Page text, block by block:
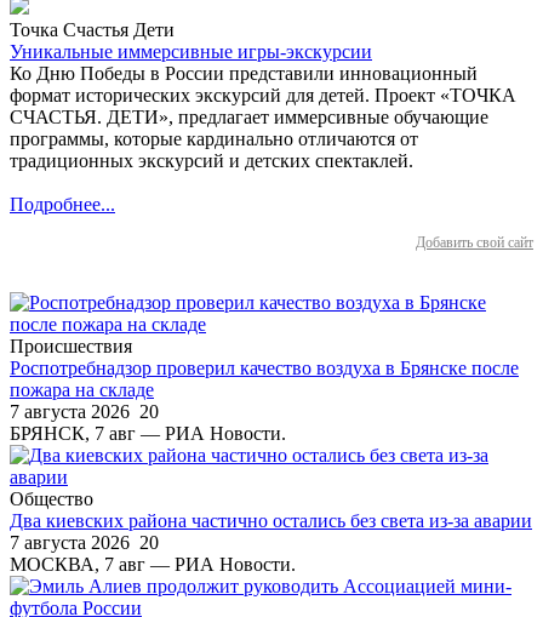
Точка Счастья Дети
Уникальные иммерсивные игры-экскурсии
Ко Дню Победы в России представили инновационный
формат исторических экскурсий для детей. Проект «ТОЧКА
СЧАСТЬЯ. ДЕТИ», предлагает иммерсивные обучающие
программы, которые кардинально отличаются от
традиционных экскурсий и детских спектаклей.
Подробнее...
Добавить свой сайт
Происшествия
Роспотребнадзор проверил качество воздуха в Брянске после
пожара на складе
7 августа 2026 20
БРЯНСК, 7 авг — РИА Новости.
Общество
Два киевских района частично остались без света из-за аварии
7 августа 2026 20
МОСКВА, 7 авг — РИА Новости.